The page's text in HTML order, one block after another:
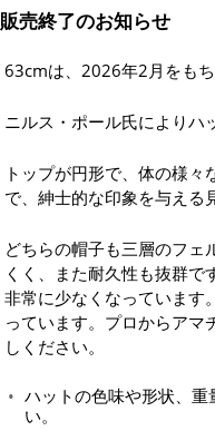
販売終了のお知らせ
63cmは、2026年2月をもち
ニルス・ポール氏によりハ
トップが円形で、体の様
で、紳士的な印象を与える
どちらの帽子も三層のフェ
くく、また耐久性も抜群
非常に少なくなっています
っています。プロからアマ
しください。
ハットの色味や形状、
い。